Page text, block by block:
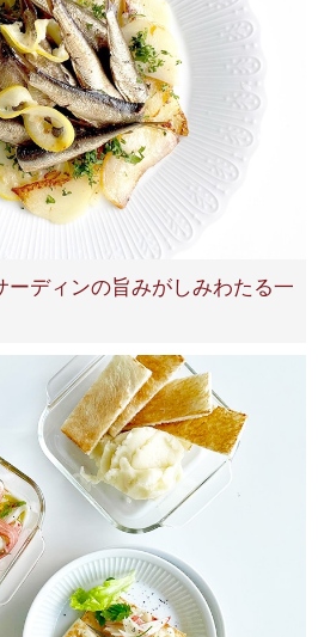
ーディンの旨みがしみわたる一